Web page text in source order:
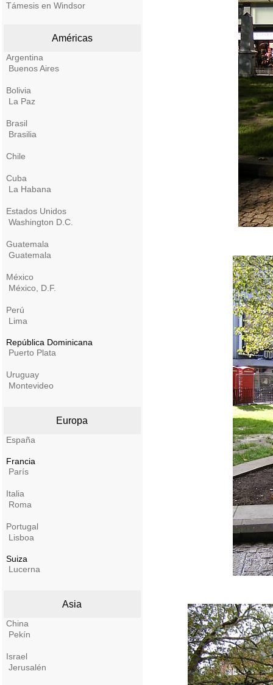
Támesis en Windsor
Américas
Argentina
Buenos Aires
Bolivia
La Paz
Brasil
Brasilia
Chile
Cuba
La Habana
Estados Unidos
Washington D.C.
Guatemala
Guatemala
México
México, D.F.
Perú
Lima
República Dominicana
Puerto Plata
Uruguay
Montevideo
Europa
España
Francia
París
Italia
Roma
Portugal
Lisboa
Suiza
Lucerna
Asia
China
Pekín
Israel
Jerusalén